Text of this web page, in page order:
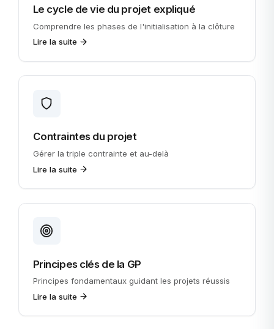
Le cycle de vie du projet expliqué
Comprendre les phases de l'initialisation à la clôture
Lire la suite
Contraintes du projet
Gérer la triple contrainte et au-delà
Lire la suite
Principes clés de la GP
Principes fondamentaux guidant les projets réussis
Lire la suite